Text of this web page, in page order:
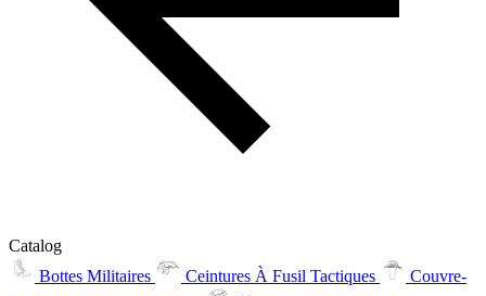
Catalog
Bottes Militaires
Ceintures À Fusil Tactiques
Couvre-